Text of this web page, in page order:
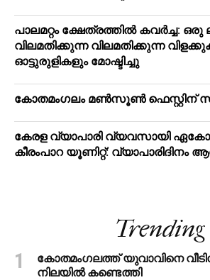
പാലമറ്റം ക്ഷേത്രത്തില്‍ കവര്‍ച്ച:
വിലമതിക്കുന്ന വിലമതിക്കുന്ന
ഓട്ടുരുളികളും മോഷ്ടിച്ചു
കോതമംഗലം മൺസൂൺ ഫെസ്റ്റിന്
കേരള വ്യാപാരി വ്യവസായി
കീരംപാറ യൂണിറ്റ്: വ്യാപാരിദിനം
Trending
കോതമംഗലത്ത് യുവാവിനെ
നിലയിൽ കണ്ടെത്തി